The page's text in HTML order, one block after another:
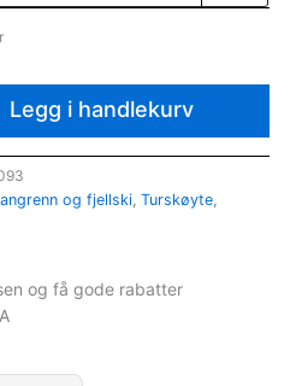
Legg i handlekurv
og fjellski,Turskøyte,
og få gode rabatter